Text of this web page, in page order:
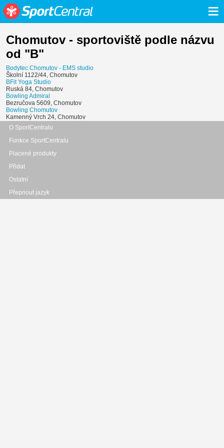
≡
Chomutov - sportoviště podle názvu
od "B"
Bodytec Chomutov - EMS studio
Školní 1122/44, Chomutov
BFit Yoga Studio
Ruská 84, Chomutov
Bowling Admiral
Bezručova 5609, Chomutov
Bowling Chomutov
Kamenný Vrch 24, Chomutov
O SportCentralu
Funkce SportCentralu
Placené produkty
Přidat
Ostatní
Přepnout jazyk